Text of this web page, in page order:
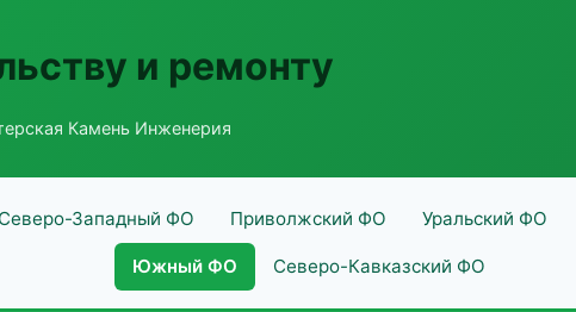
и ремонту
Камень Инженерия
Северо-Западный ФО Приволжский ФО Уральский ФО
Южный ФО Северо-Кавказский ФО